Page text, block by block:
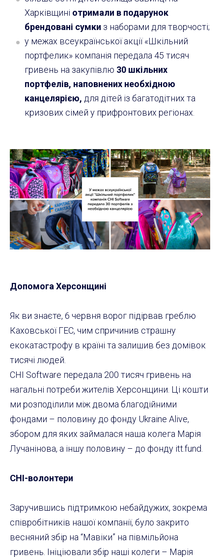
Харківщині отримали в подарунок
брендовані сумки з наборами для творчості;
у межах всеукраїнської акції «Шкільний
портфелик» компанія передала 45 тисяч
гривень на закупівлю 30 шкільних
портфелів, наповнених необхідною
канцелярією, для дітей із багатодітних та
кризових сімей у прифронтових регіонах.
Допомога Херсонщині
Як ви знаєте, 6 червня ворог підірвав греблю
Каховської ГЕС, чим спричинив страшну
екокатастрофу в країні та залишив без домівок
тисячі людей.
CHI Software передала 200 тисяч гривень на
нагальні потреби жителів Херсонщини. Ці кошти
ми розподілили між двома благодійними
фондами – половину до фонду Ukraine Alive,
збором для яких займалася наша колега Марія
Лучанінова, а іншу половину – до фонду itt.fund.
CHI-волонтери
Заручившись підтримкою небайдужих, зокрема
співробітників нашої компанії, було закрито
весняний збір на “Мавіки” на півмільйона
гривень. Ініціювали збір наші колеги – Марія